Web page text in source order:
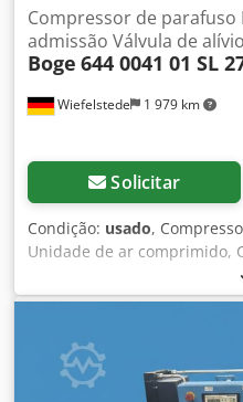
Wiefelstede 1 979 km
Compressor de parafuso
admissão Válvula de alívio
Boge 644 0041 01 SL
Solicitar
Condição: usado,
Unidade de ar comprimido,
estacionário, Compressor
admissão Válvula de alívio,
Dodpfxoppdhne Agxock -
do regulador de aspiração
tipo SL 270 -Tipo: 644 0041
Dimensões: 195/100/H140